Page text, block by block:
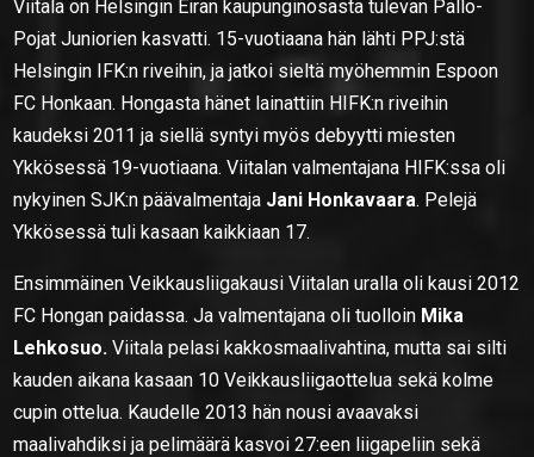
Viitala on Helsingin Eiran kaupunginosasta tulevan Pallo-
Pojat Juniorien kasvatti. 15-vuotiaana hän lähti PPJ:stä
Helsingin IFK:n riveihin, ja jatkoi sieltä myöhemmin Espoon
FC Honkaan. Hongasta hänet lainattiin HIFK:n riveihin
kaudeksi 2011 ja siellä syntyi myös debyytti miesten
Ykkösessä 19-vuotiaana. Viitalan valmentajana HIFK:ssa oli
nykyinen SJK:n päävalmentaja Jani Honkavaara. Pelejä
Ykkösessä tuli kasaan kaikkiaan 17.
Ensimmäinen Veikkausliigakausi Viitalan uralla oli kausi 2012
FC Hongan paidassa. Ja valmentajana oli tuolloin Mika
Lehkosuo. Viitala pelasi kakkosmaalivahtina, mutta sai silti
kauden aikana kasaan 10 Veikkausliigaottelua sekä kolme
cupin ottelua. Kaudelle 2013 hän nousi avaavaksi
maalivahdiksi ja pelimäärä kasvoi 27:een liigapeliin sekä